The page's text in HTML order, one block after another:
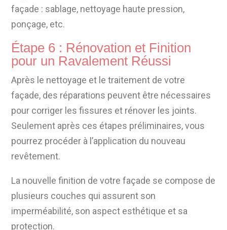
façade : sablage, nettoyage haute pression,
ponçage, etc.
Étape 6 : Rénovation et Finition
pour un Ravalement Réussi
Après le nettoyage et le traitement de votre
façade, des réparations peuvent être nécessaires
pour corriger les fissures et rénover les joints.
Seulement après ces étapes préliminaires, vous
pourrez procéder à l’application du nouveau
revêtement.
La nouvelle finition de votre façade se compose de
plusieurs couches qui assurent son
imperméabilité, son aspect esthétique et sa
protection.